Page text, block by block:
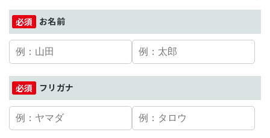
お名前
フリガナ